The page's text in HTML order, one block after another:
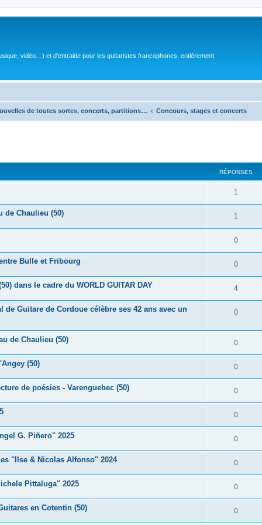
vidéo…) et d'entraide pour les guitaristes francophones, entièrement
de toutes sortes, concerts, partitions… Concours, stages et concerts
RÉPONSES
1
é
o
n
s
s
de Chaulieu (50) 1
é
o
n
s
0R
é
o
n
s
e
s
Bulle et Fribourg 0R
é
o
s
e
s
dans le cadre du WORLD GUITAR DAY 4R
é
o
s
e
s
Guitare de Cordoue célèbre ses 42 ans avec un
0R
p
o
s
e
s
de Chaulieu (50) 0R
é
o
n
s
s
(50) 0R
é
o
n
s
s
de poésies - Varenguebec (50) 0R
é
o
n
s
s
0R
é
o
n
s
s
G. Piñero" 2025 0R
é
o
n
s
"Ilse & Nicolas Alfonso" 2024 0R
é
o
n
Pittaluga" 2025 0R
é
en Cotentin (50) 0R